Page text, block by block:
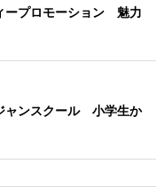
ープロモーション 魅力
ャンスクール 小学生か